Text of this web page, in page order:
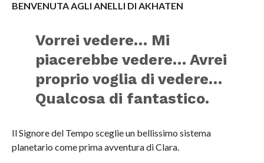
BENVENUTA AGLI ANELLI DI AKHATEN
Vorrei vedere… Mi
piacerebbe vedere… Avrei
proprio voglia di vedere…
Qualcosa di fantastico.
Il Signore del Tempo sceglie un bellissimo sistema
planetario come prima avventura di Clara.